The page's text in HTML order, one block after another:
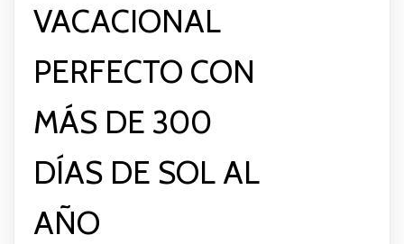
VACACIONAL
PERFECTO CON
MÁS DE 300
DÍAS DE SOL AL
AÑO